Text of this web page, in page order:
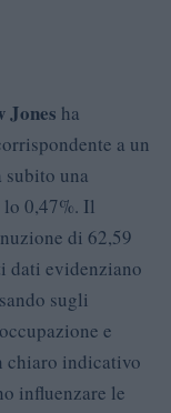
Jones ha
a un
subito una
lo 0,47%. Il
di 62,59
dati evidenziano
sugli
e
chiaro indicativo
influenzare le